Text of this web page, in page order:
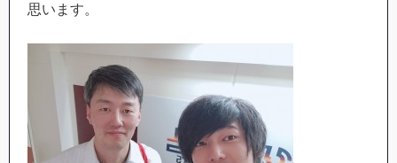
思います。